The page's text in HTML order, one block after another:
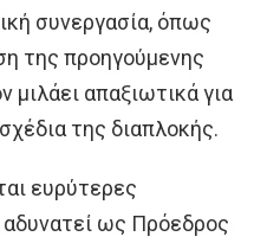
συνεργασία, όπως
της προηγούμενης
μιλάει απαξιωτικά για
της διαπλοκής.
ευρύτερες
αδυνατεί ως Πρόεδρος